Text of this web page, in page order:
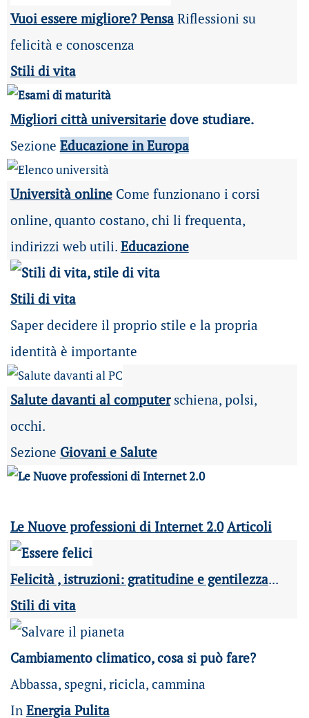
Vuoi essere migliore? PensaRiflessioni su
felicità e conoscenza
Stili di vita
Migliori città universitariedove studiare.
Sezione Educazione in Europa
Università online Come funzionano i corsi
online, quanto costano, chi li frequenta,
indirizzi web utili. Educazione
Stili di vita
Saper decidere il proprio stile e la propria
identità è importante
Salute davanti al computerschiena, polsi,
occhi.
Sezione Giovani e Salute
Le Nuove professioni di Internet 2.0 Articoli
Felicità , istruzioni: gratitudine e gentilezza...
Stili di vita
Cambiamento climatico, cosa si può fare?
Abbassa, spegni, ricicla, cammina
In Energia Pulita